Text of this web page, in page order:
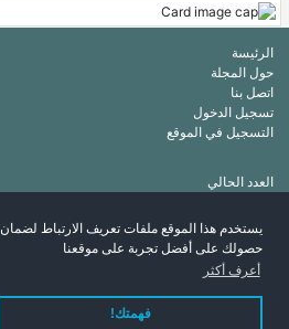
يستخدم هذا الموقع ملفات تعريف الارتباط لضمان
حصولك على أفضل تجربة على موقعنا
أعرف أكثر
فهمتك!
الرئيسة
حول المجلة
اتصل بنا
تسجيل الدخول
التسجيل في الموقع
العدد الحالي
قائمة الكلمات الرئيسة
قائمة المؤلفين